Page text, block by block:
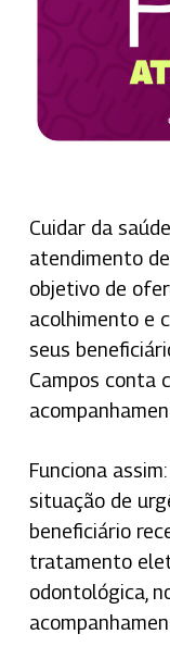
Cuidar da
atendimento
objetivo de
acolhimento e
seus
Campos conta
Funciona
situação de
beneficiário
tratamento
odontológica,